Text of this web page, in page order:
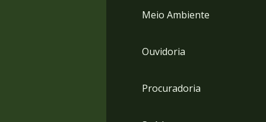
Meio Ambiente
Ouvidoria
Procuradoria